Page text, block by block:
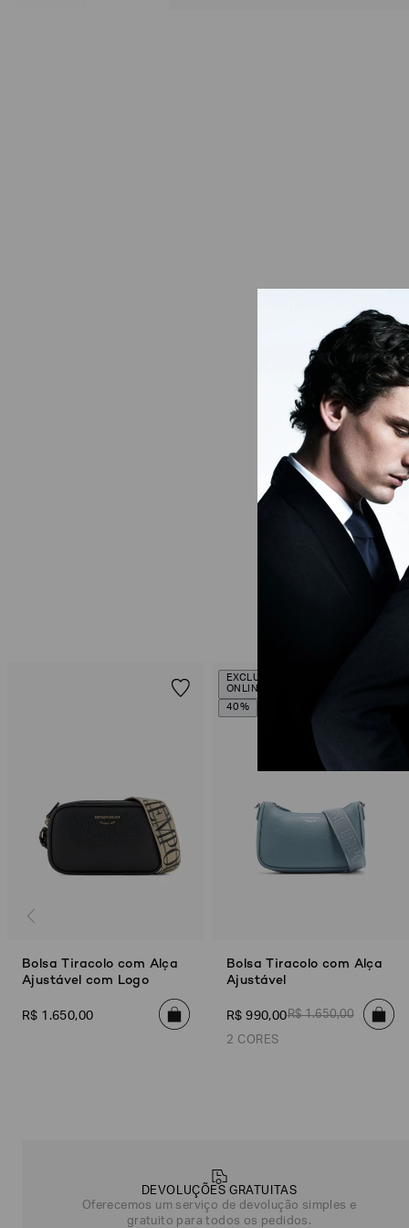
Bolsa Tiracolo com Alça
Ajustável com Logo
R$ 1 .650,00
EXCLUSIVIDADE
ONLINE
40%
Bolsa Tiracolo com Alça
Ajustável
R$ 990,00R$ 1.650,00
2 CORES
DEVOLUÇÕES GRATUITAS
Oferecemos um serviço de devolução simples e
gratuito para todos os pedidos.
você?
NOME*